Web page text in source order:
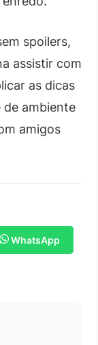
spoilers,
assistir com
as dicas
de ambiente
amigos
WhatsApp